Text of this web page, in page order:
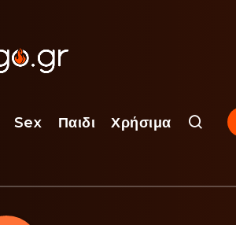
Sex Παιδι Χρήσιμα